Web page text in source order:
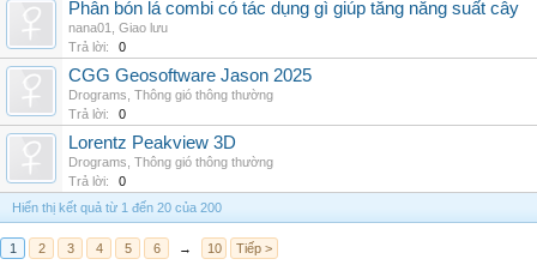
Phân bón lá combi có tác dụng gì giúp tăng năng suất cây
nana01
Giao lưu
Trả lời:
0
CGG Geosoftware Jason 2025
Drograms Thông gió thông thường
Trả lời:
0
Lorentz Peakview 3D
Drograms Thông gió thông thường
Trả lời:
0
Hiển thị kết quả từ 1 đến 20 của 200
1 2 3 4 5 6 → 10 Tiếp >